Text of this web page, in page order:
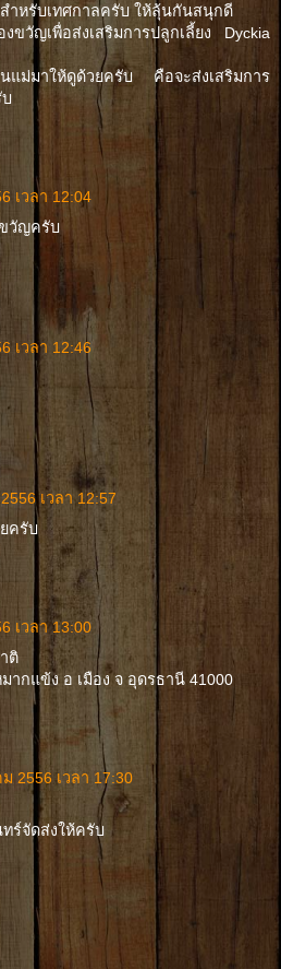
ำหรับเทศกาลครับ ให้ลุ้นกันสนุกดี
ขวัญเพื่อส่งเสริมการปลูกเลี้ยง Dyckia
แม่มาให้ดูด้วยครับ คือจะส่งเสริมการ
บ
เวลา 12:04
วัญครับ
เวลา 12:46
เวลา 12:57
ครับ
เวลา 13:00
ติ
ากแข้ง อ เมือง จ อุดรธานี 41000
2556 เวลา 17:30
ร์จัดส่งให้ครับ